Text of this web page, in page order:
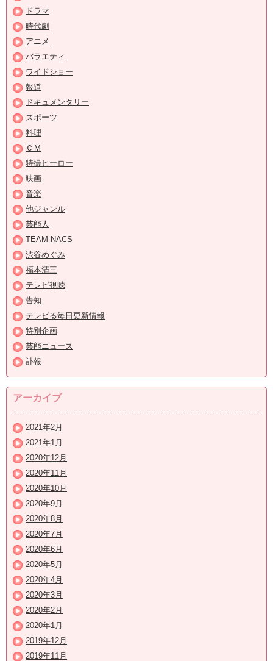
ドラマ
時代劇
アニメ
バラエティ
ワイドショー
報道
ドキュメンタリー
スポーツ
料理
ＣＭ
特撮ヒーロー
映画
音楽
他ジャンル
芸能人
TEAM NACS
渋谷めぐみ
福本清三
テレビ視聴
告知
テレビる毎日更新情報
特別企画
芸能ニュース
訃報
アーカイブ
2021年2月
2021年1月
2020年12月
2020年11月
2020年10月
2020年9月
2020年8月
2020年7月
2020年6月
2020年5月
2020年4月
2020年3月
2020年2月
2020年1月
2019年12月
2019年11月